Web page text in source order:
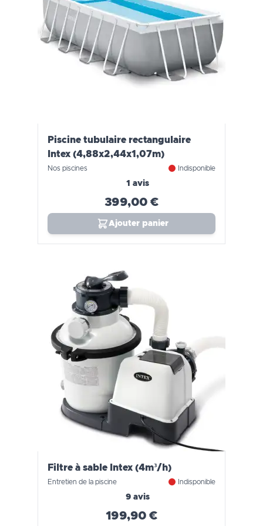
Piscine tubulaire rectangulaire
Intex (4,88x2,44x1,07m)
Nos piscines Indisponible
1 avis
399,00 €
Ajouter panier
Filtre à sable Intex (4m³/h)
Entretien de la piscine Indisponible
9 avis
199,90 €